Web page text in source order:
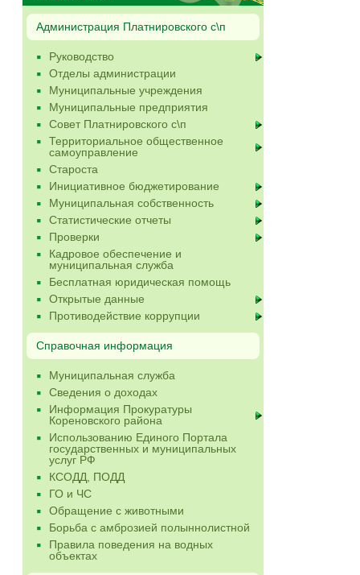
Администрация Платнировского с\п
Руководство
Отделы администрации
Муниципальные учреждения
Муниципальные предприятия
Совет Платнировского с\п
Территориальное общественное
самоуправление
Староста
Инициативное бюджетирование
Муниципальная собственность
Статистические отчеты
Проверки
Кадровое обеспечение и
муниципальная служба
Бесплатная юридическая помощь
Открытые данные
Противодействие коррупции
Справочная информация
Муниципальная служба
Сведения о доходах
Информация Прокуратуры
Кореновского района
Использованию Единого Портала
государственных и муниципальных
услуг РФ
КСОДД, ПОДД
ГО и ЧС
Обращение с животными
Борьба с амброзией полыннолистной
Правила поведения на водных
объектах